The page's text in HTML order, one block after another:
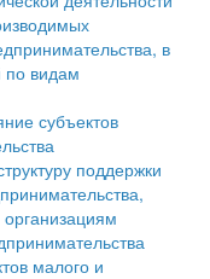
в
по видам
субъектов
поддержки
малого и